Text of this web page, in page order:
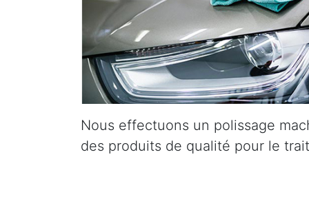
Nous effectuons un polissage
des produits de qualité pour le